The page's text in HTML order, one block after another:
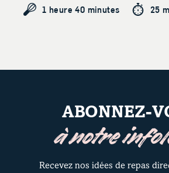
1 heure 40 minutes 25
ABONNEZ-
à notre
Recevez nos idées de repas